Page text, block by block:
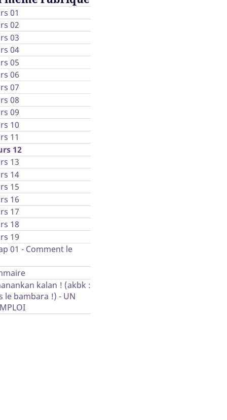
(je peux)
sait faire du vélo.
01
02
03
04
05
06
07
08
09
10
11
12
13
14
15
16
17
18
19
01 - Comment le
kalan ! (akbk :
le bambara !) - UN